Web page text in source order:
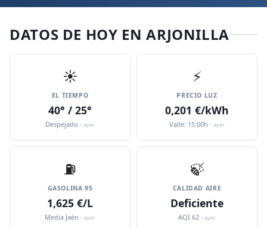
DATOS DE HOY EN ARJONILLA
☀️
EL TIEMPO
40° / 25°
Despejado · ayer
⚡
PRECIO LUZ
0,201 €/kWh
Valle: 15:00h · ayer
⛽️
GASOLINA 95
1,625 €/L
Media Jaén · ayer
🍃
CALIDAD AIRE
Deficiente
AQI 62 · ayer